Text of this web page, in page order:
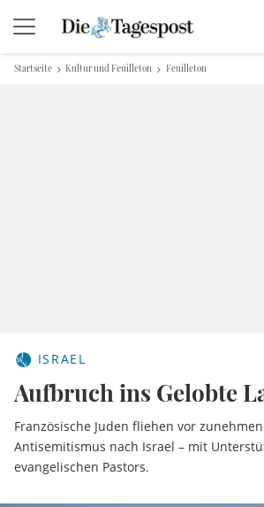
Startseite Kultur und Feuilleton Feuilleton
ISRAEL
Aufbruch ins Gelobte
Französische Juden fliehen vor
Antisemitismus nach Israel – mit
evangelischen Pastors.